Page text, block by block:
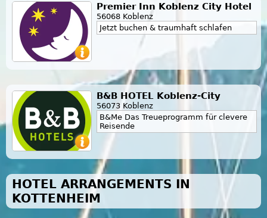
Premier Inn Koblenz City Hotel
56068 Koblenz
Jetzt buchen & traumhaft schlafen
B&B HOTEL Koblenz-City
56073 Koblenz
B&Me Das Treueprogramm für clevere
Reisende
HOTEL ARRANGEMENTS IN
KOTTENHEIM